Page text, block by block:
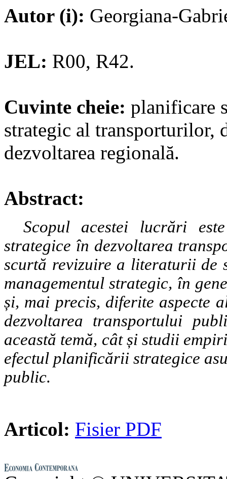
Autor (i): Georgiana-
JEL: R00, R42.
Cuvinte cheie: planificare
strategic al transporturilor,
dezvoltarea regională.
Abstract:
Scopul acestei lucrări
strategice în dezvoltarea
scurtă revizuire a literaturii de
managementul strategic, în
și, mai precis, diferite aspecte
dezvoltarea transportului
această temă, cât și studii
efectul planificării strategice
public.
Articol: Fisier PDF